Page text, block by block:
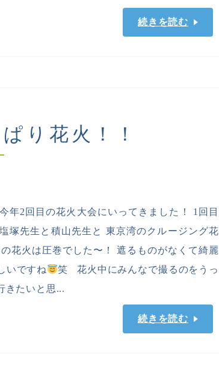
続きを読む
り花火！！
今年2回目の花火大会にいってきました！ 1回目
塚先生と積山先生と 東京湾のクルージング花
火は圧巻でした〜！ 遮るものがなくて綺麗
いですね
笑 花火中にみんなで撮るのをうっ
きたいと思...
続きを読む